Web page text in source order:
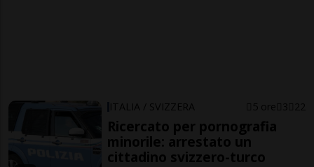
ITALIA / SVIZZERA 5 ore 3 22
Ricercato per pornografia
minorile: arrestato un
cittadino svizzero-turco